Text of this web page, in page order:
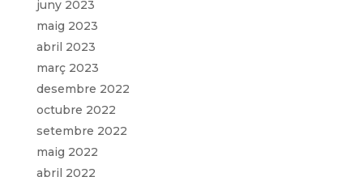
juny 2023
maig 2023
abril 2023
març 2023
desembre 2022
octubre 2022
setembre 2022
maig 2022
abril 2022